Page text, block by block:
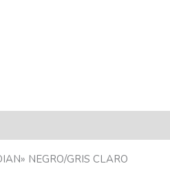
NEGRO/GRIS CLARO